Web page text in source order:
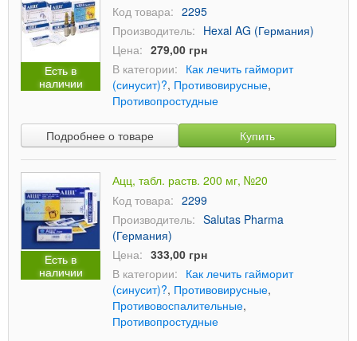
Есть в
наличии
Код товара: 2295
Производитель: Hexal AG (Германия)
Цена: 279,00 грн
В категории: Как лечить гайморит
(синусит)?, Противовирусные,
Противопростудные
Подробнее о товаре Купить
Есть в
наличии
Ацц, табл. раств. 200 мг, №20
Код товара: 2299
Производитель: Salutas Pharma
(Германия)
Цена: 333,00 грн
В категории: Как лечить гайморит
(синусит)?, Противовирусные,
Противовоспалительные,
Противопростудные